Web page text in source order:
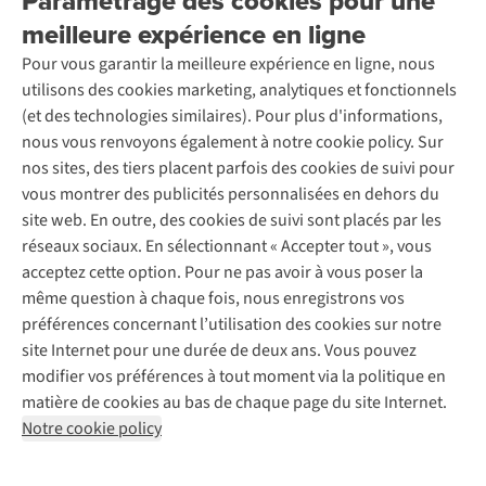
meilleure expérience en ligne
Pour vous garantir la meilleure expérience en ligne, nous
utilisons des cookies marketing, analytiques et fonctionnels
(et des technologies similaires). Pour plus d'informations,
nous vous renvoyons également à notre cookie policy. Sur
nos sites, des tiers placent parfois des cookies de suivi pour
vous montrer des publicités personnalisées en dehors du
site web. En outre, des cookies de suivi sont placés par les
réseaux sociaux. En sélectionnant « Accepter tout », vous
acceptez cette option. Pour ne pas avoir à vous poser la
même question à chaque fois, nous enregistrons vos
préférences concernant l’utilisation des cookies sur notre
site Internet pour une durée de deux ans. Vous pouvez
modifier vos préférences à tout moment via la politique en
matière de cookies au bas de chaque page du site Internet.
Notre cookie policy
Rétractation d'une commande
Entretien & réparations
Garantie
Contactez-nous
Entreprise responsable
À propos d’Ayacucho
Nos magasins
À propos d’A.S.Adventure
Déclaration d'accessibilité
Location / Location sports d’hiver
Seconde-main
Entretien de ski
Service de lavage
Entretien de chaussures
Réparation de chaussures
Réparation de vêtements
Retouches
Pour les entreprises
Découvrez
A.S.Magazine
Explore Camp
Expertise & conseils
Abonnez-vous à la newsletter
Suivez-nous
Mentions légales
Politique de confidentialité
Conditions générales
Cookie Policy